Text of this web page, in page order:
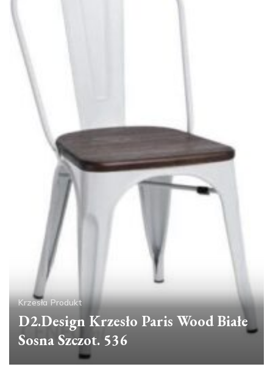
Krzesła Produkt
D2.Design Krzesło Paris Wood Białe
Sosna Szczot. 536